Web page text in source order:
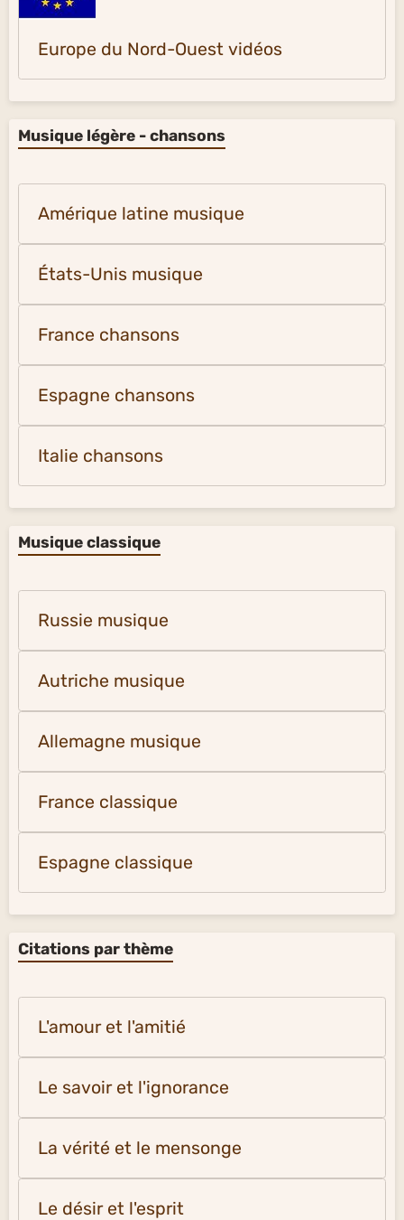
Europe du Nord-Ouest vidéos
Musique légère - chansons
Amérique latine musique
États-Unis musique
France chansons
Espagne chansons
Italie chansons
Musique classique
Russie musique
Autriche musique
Allemagne musique
France classique
Espagne classique
Citations par thème
L'amour et l'amitié
Le savoir et l'ignorance
La vérité et le mensonge
Le désir et l'esprit